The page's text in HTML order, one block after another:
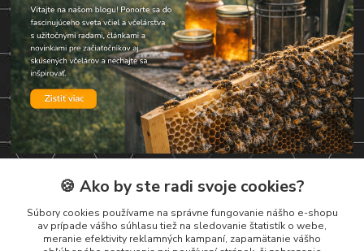
Zákaznická podpora
🍪 Ako by ste radi svoje cookies?
Súbory cookies používame na správne fungovanie nášho e-shopu
av prípade vášho súhlasu tiež na sledovanie štatistík o webe,
meranie efektivity reklamných kampaní, zapamätanie vášho